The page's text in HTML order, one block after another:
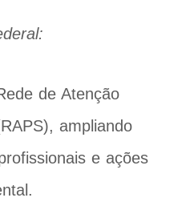
de Atenção
ampliando
e ações